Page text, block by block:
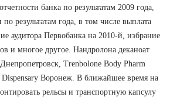
банка по результатам 2009 года,
результатам года, в том числе выплата
аудитора Первобанка на 2010-й, избрание
и многое другое. Нандролона деканоат
Trenbolone Body Pharm
Воронеж. В ближайшее время на
рельсы и транспортную капсулу